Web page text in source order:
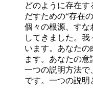
どのように存在
だすための“存在
個々の根源、すな
してきました。
います。あなたの
ます。あなたの
一つの説明方法で
です。一つの説明